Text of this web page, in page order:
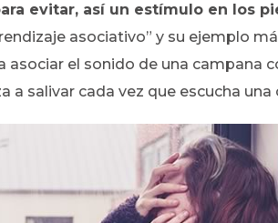
evitar, así un estímulo en los
asociativo” y su ejemplo
asociar el sonido de una campana
salivar cada vez que escucha una